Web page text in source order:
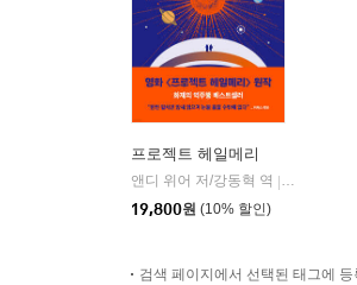
프로젝트 헤일메리
앤디 위어 저/강동혁 역
알에이치
19,800원 (10% 할인)
검색 페이지에서 선택된 태그에